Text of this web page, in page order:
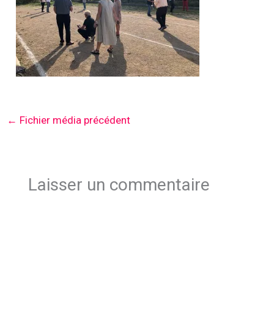
← Fichier média précédent
Laisser un commentaire